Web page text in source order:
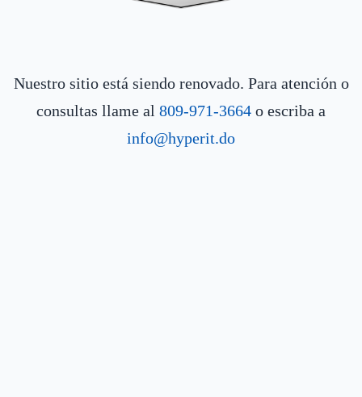
Nuestro sitio está siendo renovado. Para atención o
consultas llame al 809-971-3664 o escriba a
info@hyperit.do